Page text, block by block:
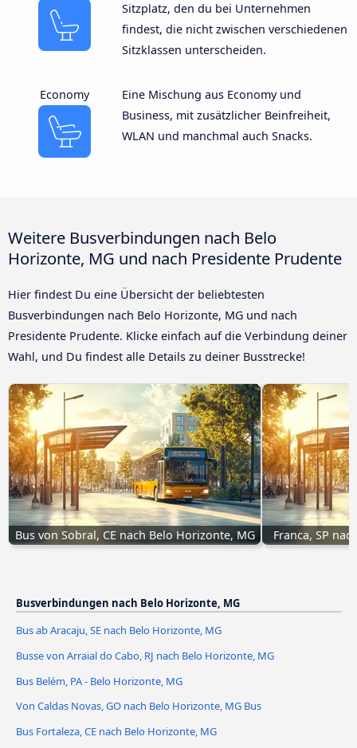
Sitzplatz, den du bei Unternehmen
findest, die nicht zwischen verschiedenen
Sitzklassen unterscheiden.
Economy
Eine Mischung aus Economy und
Business, mit zusätzlicher Beinfreiheit,
WLAN und manchmal auch Snacks.
Weitere Busverbindungen nach Belo
Horizonte, MG und nach Presidente Prudente
Hier findest Du eine Übersicht der beliebtesten
Busverbindungen nach Belo Horizonte, MG und nach
Presidente Prudente. Klicke einfach auf die Verbindung deiner
Wahl, und Du findest alle Details zu deiner Busstrecke!
Bus von Sobral, CE nach Belo Horizonte, MG Franca, SP
Busverbindungen nach Belo Horizonte, MG
Bus ab Aracaju, SE nach Belo Horizonte, MG
Busse von Arraial do Cabo, RJ nach Belo Horizonte, MG
Bus Belém, PA - Belo Horizonte, MG
Von Caldas Novas, GO nach Belo Horizonte, MG Bus
Bus Fortaleza, CE nach Belo Horizonte, MG